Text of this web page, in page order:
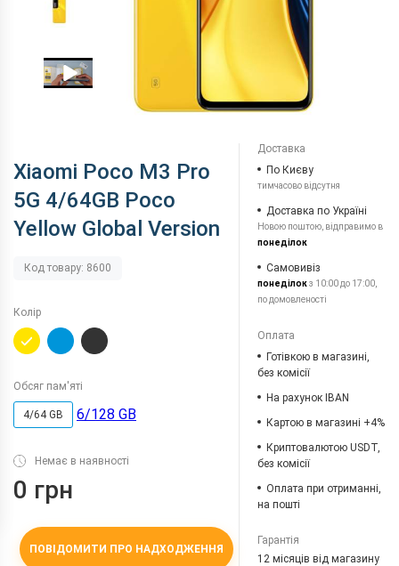
Xiaomi Poco M3 Pro
5G 4/64GB Poco
Yellow Global Version
Код товару: 8600
Колір
Обсяг пам'яті
4/64 GB 6/128 GB
Немає в наявності
0 грн
ПОВІДОМИТИ ПРО НАДХОДЖЕННЯ
Доставка
По Києву
тимчасово відсутня
Доставка по Україні
Новою поштою, відправимо в
понеділок
Самовивіз
понеділокз 10:00 до 17:00,
по домовленості
Оплата
Готівкою в магазині,
без комісії
На рахунок IBAN
Картою в магазині +4%
Криптовалютою USDT,
без комісії
Оплата при отриманні,
на пошті
Гарантія
12 місяців від магазину